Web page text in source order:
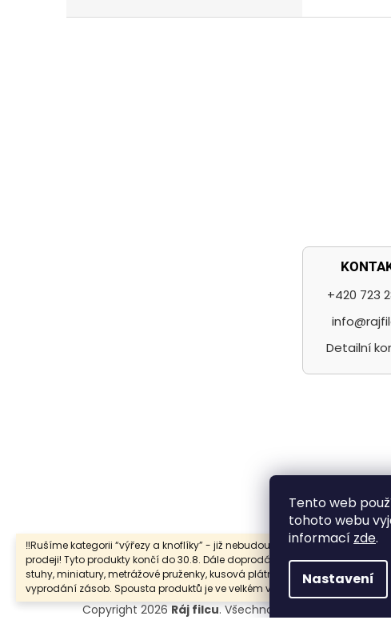
Tento web
tohoto webu
informací zde.
Nastavení
‼️Rušíme kategorii “výřezy a knoflíky” - již nebudou samostatně v
prodeji! Tyto produkty končí do 30.8. Dále doprodáváme také prýmky,
stuhy, miniatury, metrážové pruženky, kusová plátna … a to do
vyprodání zásob. Spousta produktů je ve velkém výprodeji.
+420 723
Detailní
Copyright 2026Ráj filcu. Všechna práva vyhrazena.